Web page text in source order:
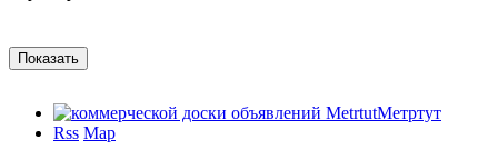
Метртут
Rss Map